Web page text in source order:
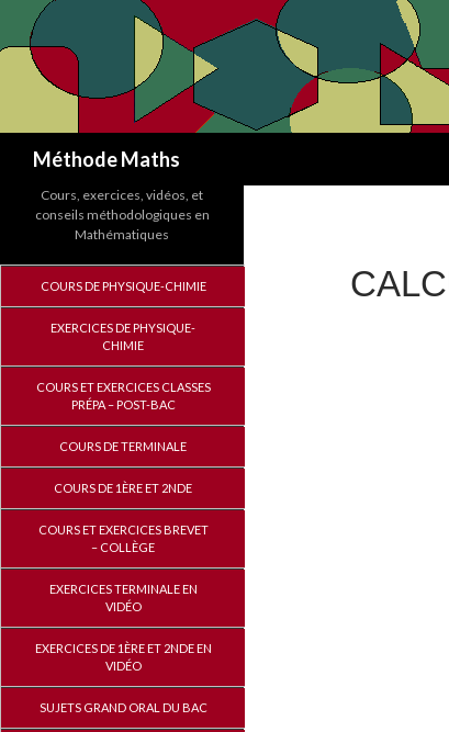
Méthode Maths
Cours, exercices, vidéos, et
conseils méthodologiques en
Mathématiques
COURS DE PHYSIQUE-CHIMIE
EXERCICES DE PHYSIQUE-
CHIMIE
COURS ET EXERCICES CLASSES
PRÉPA – POST-BAC
COURS DE TERMINALE
COURS DE 1ÈRE ET 2NDE
COURS ET EXERCICES BREVET
– COLLÈGE
EXERCICES TERMINALE EN
VIDÉO
EXERCICES DE 1ÈRE ET 2NDE EN
VIDÉO
SUJETS GRAND ORAL DU BAC